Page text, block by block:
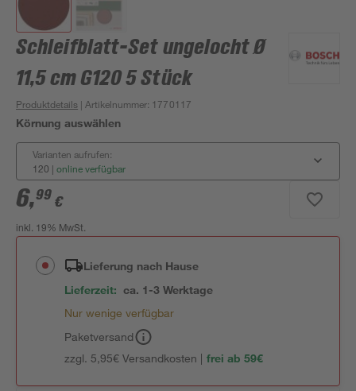
Schleifblatt-Set ungelocht Ø
11,5 cm G120 5 Stück
Produktdetails | Artikelnummer: 1770117
Körnung auswählen
Varianten aufrufen:
120 | online verfügbar
6,99 €
inkl. 19% MwSt.
Lieferung nach Hause
Lieferzeit: ca. 1-3 Werktage
Nur wenige verfügbar
Paketversand
zzgl. 5,95€ Versandkosten | frei ab 59€